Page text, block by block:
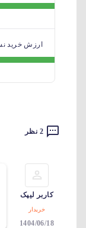
ارزش خرید
2 نظر
کاربر لیپک
خریدار
1404/06/18